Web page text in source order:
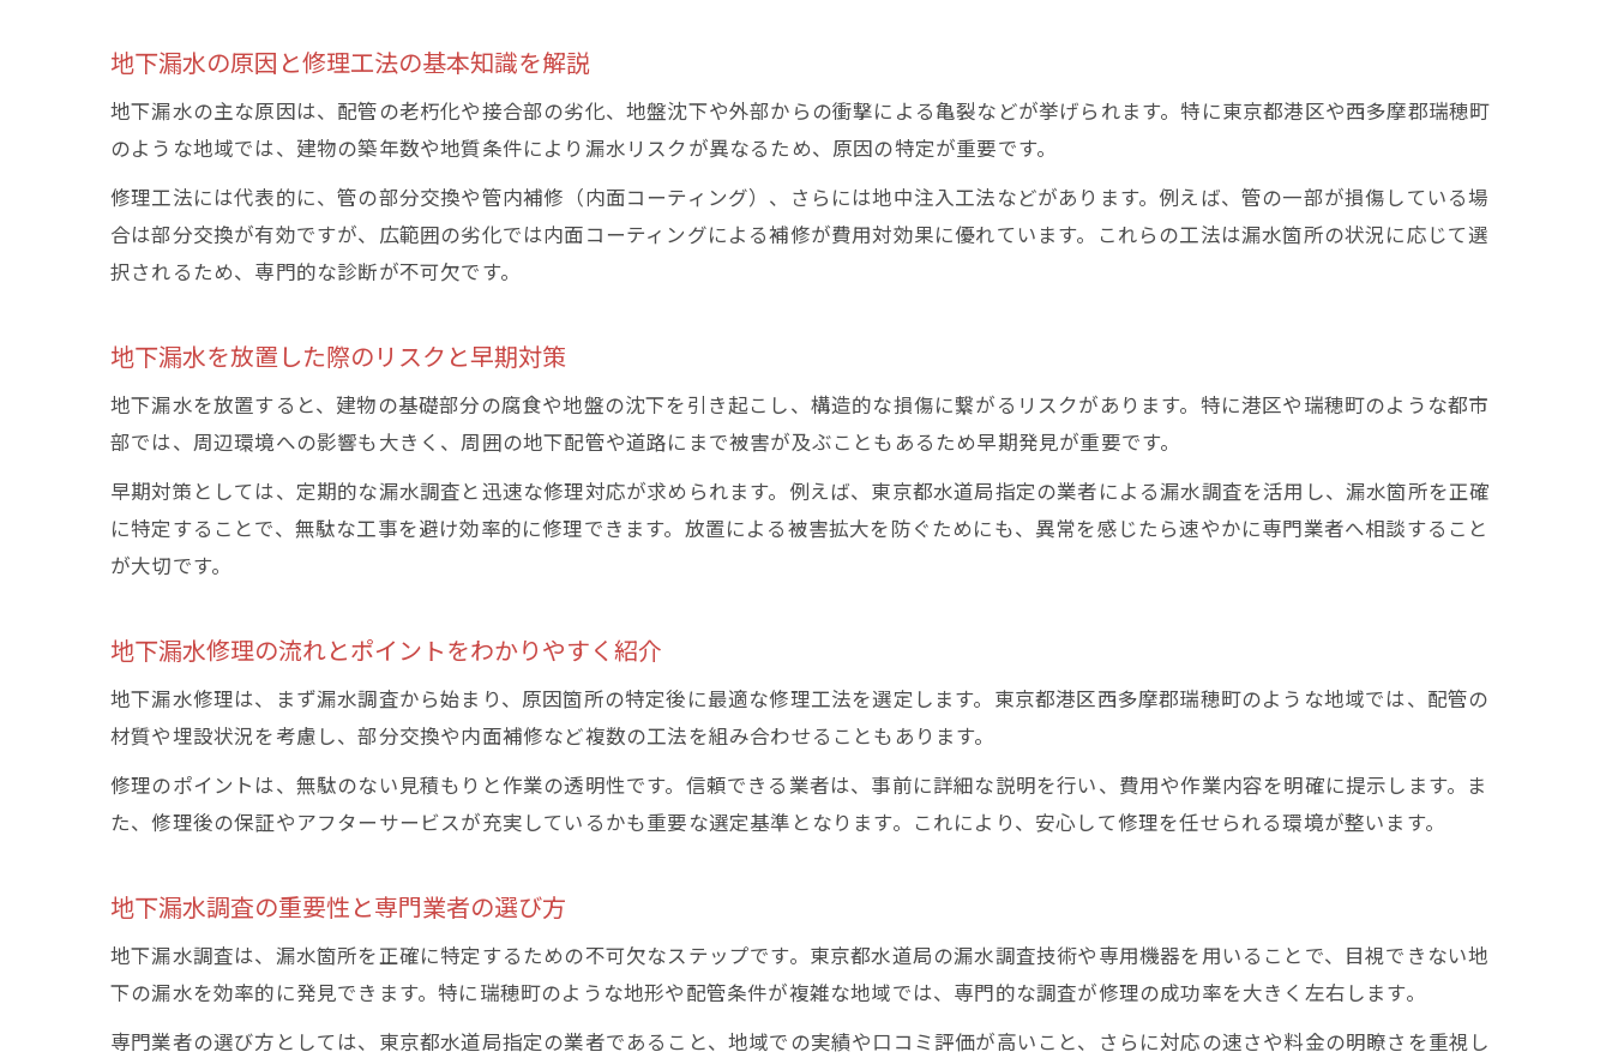
東京都水道局の減免制度と漏水修理の関係
口コミや実績から信頼できる業者を見極める方法
地下漏水を疑ったら最初にすべきこと
水道メーターで地下漏水を自分で確認する方法
専門業者に依頼する前にできる下準備とは
修理範囲や費用の目安を知って安心の対策を
地下漏水修理の範囲と費用負担の考え方
宅内と宅外で異なる地下漏水修理の対応法
修理報告書の管理と将来のトラブル対策
東京都で地下漏水に備えるための知識
東京都水道局指定業者の強みと利用メリット
地下漏水に強い業者ランキングの活用法
東京都水道局の漏水調査サービスとは何か
相談窓口を利用して地下漏水の不安を減らす方法
水道トラブル時の相談窓口の役割と利用方法
東京都水道局修理ダイヤルの活用ポイント
地下漏水の原因と修理工法の基本知識を解説
地下漏水の主な原因は、配管の老朽化や接合部の劣化、地盤沈下や外部からの衝撃による亀裂などが挙げられます。特に東京都港区や西多摩郡瑞穂町
のような地域では、建物の築年数や地質条件により漏水リスクが異なるため、原因の特定が重要です。
修理工法には代表的に、管の部分交換や管内補修（内面コーティング）、さらには地中注入工法などがあります。例えば、管の一部が損傷している場
合は部分交換が有効ですが、広範囲の劣化では内面コーティングによる補修が費用対効果に優れています。これらの工法は漏水箇所の状況に応じて選
択されるため、専門的な診断が不可欠です。
地下漏水を放置した際のリスクと早期対策
地下漏水を放置すると、建物の基礎部分の腐食や地盤の沈下を引き起こし、構造的な損傷に繋がるリスクがあります。特に港区や瑞穂町のような都市
部では、周辺環境への影響も大きく、周囲の地下配管や道路にまで被害が及ぶこともあるため早期発見が重要です。
早期対策としては、定期的な漏水調査と迅速な修理対応が求められます。例えば、東京都水道局指定の業者による漏水調査を活用し、漏水箇所を正確
に特定することで、無駄な工事を避け効率的に修理できます。放置による被害拡大を防ぐためにも、異常を感じたら速やかに専門業者へ相談すること
が大切です。
地下漏水修理の流れとポイントをわかりやすく紹介
地下漏水修理は、まず漏水調査から始まり、原因箇所の特定後に最適な修理工法を選定します。東京都港区西多摩郡瑞穂町のような地域では、配管の
材質や埋設状況を考慮し、部分交換や内面補修など複数の工法を組み合わせることもあります。
修理のポイントは、無駄のない見積もりと作業の透明性です。信頼できる業者は、事前に詳細な説明を行い、費用や作業内容を明確に提示します。ま
た、修理後の保証やアフターサービスが充実しているかも重要な選定基準となります。これにより、安心して修理を任せられる環境が整います。
地下漏水調査の重要性と専門業者の選び方
地下漏水調査は、漏水箇所を正確に特定するための不可欠なステップです。東京都水道局の漏水調査技術や専用機器を用いることで、目視できない地
下の漏水を効率的に発見できます。特に瑞穂町のような地形や配管条件が複雑な地域では、専門的な調査が修理の成功率を大きく左右します。
専門業者の選び方としては、東京都水道局指定の業者であること、地域での実績や口コミ評価が高いこと、さらに対応の速さや料金の明瞭さを重視し